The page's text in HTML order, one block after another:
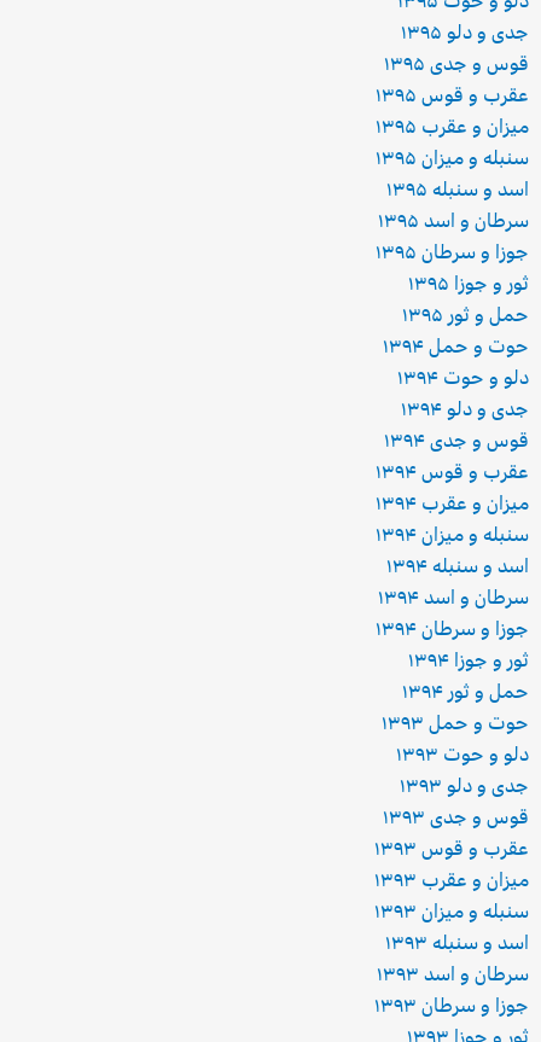
جدی و دلو ۱۳۹۵
قوس و جدی ۱۳۹۵
عقرب و قوس ۱۳۹۵
میزان و عقرب ۱۳۹۵
سنبله و میزان ۱۳۹۵
اسد و سنبله ۱۳۹۵
سرطان و اسد ۱۳۹۵
جوزا و سرطان ۱۳۹۵
ثور و جوزا ۱۳۹۵
حمل و ثور ۱۳۹۵
حوت و حمل ۱۳۹۴
دلو و حوت ۱۳۹۴
جدی و دلو ۱۳۹۴
قوس و جدی ۱۳۹۴
عقرب و قوس ۱۳۹۴
میزان و عقرب ۱۳۹۴
سنبله و میزان ۱۳۹۴
اسد و سنبله ۱۳۹۴
سرطان و اسد ۱۳۹۴
جوزا و سرطان ۱۳۹۴
ثور و جوزا ۱۳۹۴
حمل و ثور ۱۳۹۴
حوت و حمل ۱۳۹۳
دلو و حوت ۱۳۹۳
جدی و دلو ۱۳۹۳
قوس و جدی ۱۳۹۳
عقرب و قوس ۱۳۹۳
میزان و عقرب ۱۳۹۳
سنبله و میزان ۱۳۹۳
اسد و سنبله ۱۳۹۳
سرطان و اسد ۱۳۹۳
جوزا و سرطان ۱۳۹۳